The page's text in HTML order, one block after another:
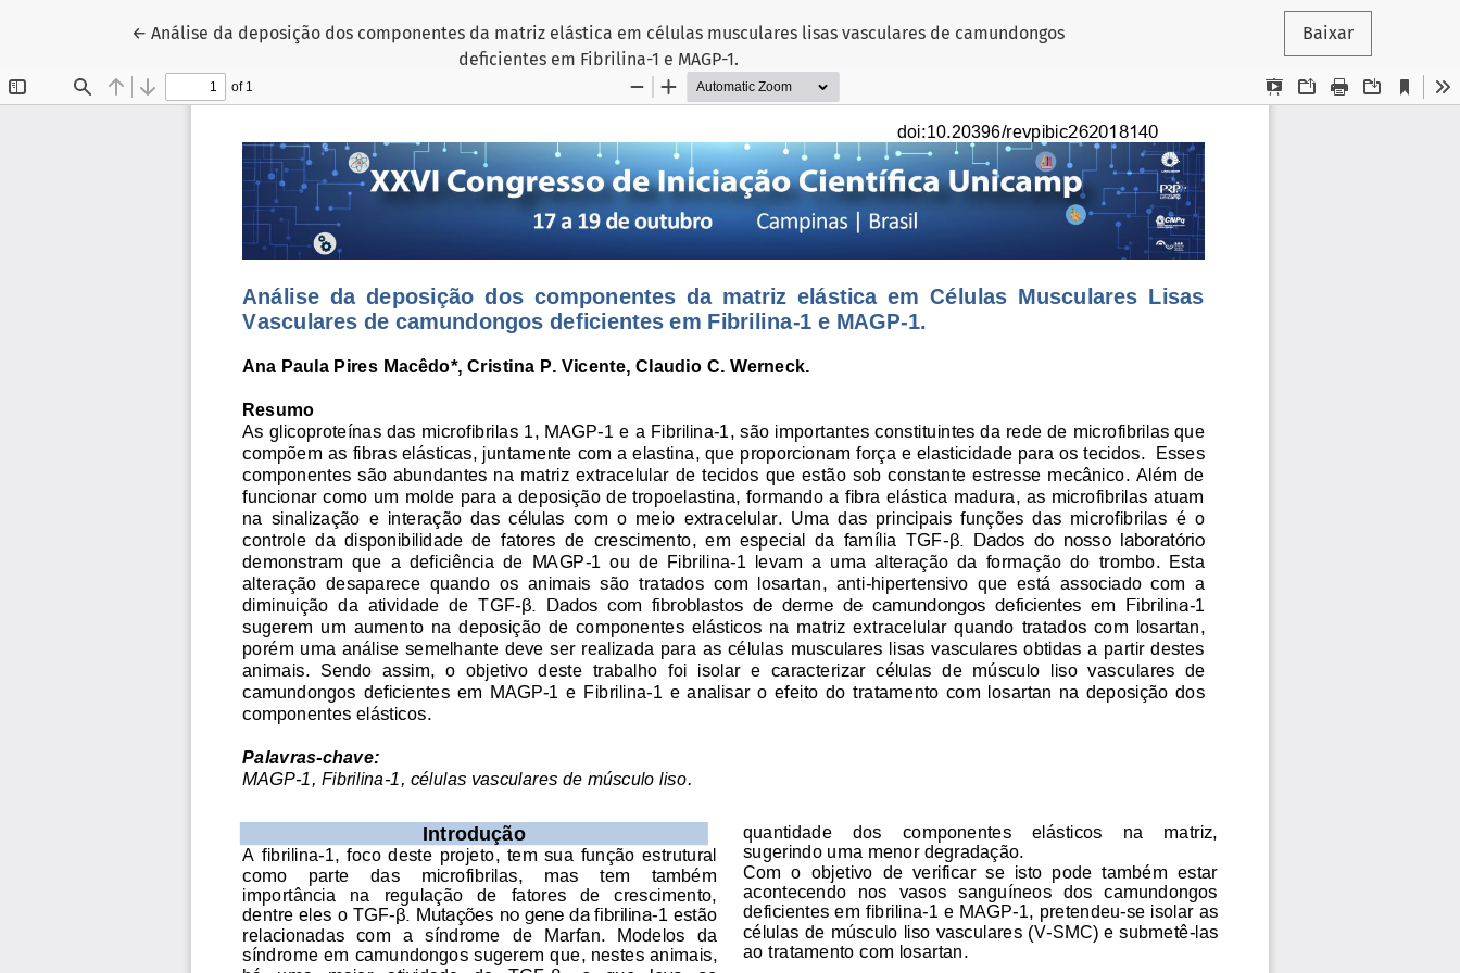
←Voltar aos Detalhes do Artigo
Análise da deposição dos componentes da matriz elástica em células musculares lisas vasculares de camundongos
deficientes em Fibrilina-1 e MAGP-1.
Baixar